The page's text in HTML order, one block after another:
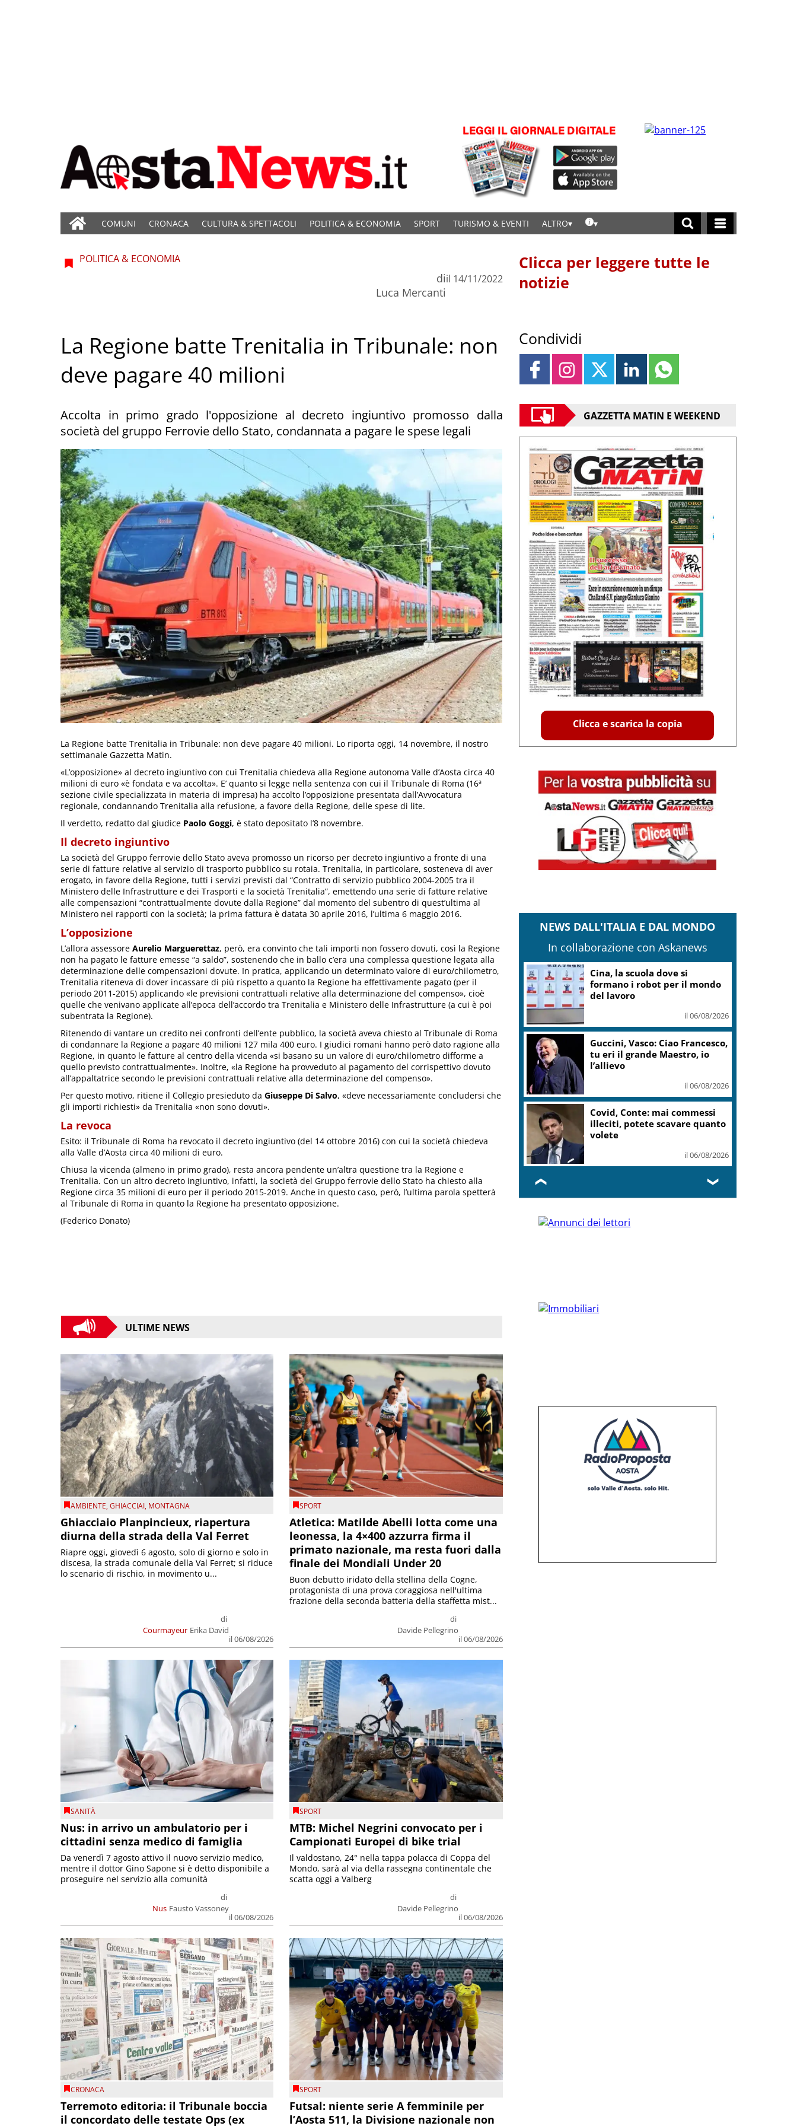
COMUNI CRONACA CULTURA & SPETTACOLI POLITICA & ECONOMIA SPORT TURISMO & EVENTI ALTRO
POLITICA & ECONOMIA
di
Luca Mercanti
il 14/11/2022
La Regione batte Trenitalia in Tribunale: non
deve pagare 40 milioni
Accolta in primo grado l'opposizione al decreto ingiuntivo promosso dalla
società del gruppo Ferrovie dello Stato, condannata a pagare le spese legali
La Regione batte Trenitalia in Tribunale: non deve pagare 40 milioni. Lo riporta oggi, 14 novembre, il nostro
settimanale Gazzetta Matin.
«L’opposizione» al decreto ingiuntivo con cui Trenitalia chiedeva alla Regione autonoma Valle d’Aosta circa 40
milioni di euro «è fondata e va accolta». E’ quanto si legge nella sentenza con cui il Tribunale di Roma (16ª
sezione civile specializzata in materia di impresa) ha accolto l’opposizione presentata dall’Avvocatura
regionale, condannando Trenitalia alla refusione, a favore della Regione, delle spese di lite.
Il verdetto, redatto dal giudice Paolo Goggi, è stato depositato l’8 novembre.
Il decreto ingiuntivo
La società del Gruppo ferrovie dello Stato aveva promosso un ricorso per decreto ingiuntivo a fronte di una
serie di fatture relative al servizio di trasporto pubblico su rotaia. Trenitalia, in particolare, sosteneva di aver
erogato, in favore della Regione, tutti i servizi previsti dal “Contratto di servizio pubblico 2004-2005 tra il
Ministero delle Infrastrutture e dei Trasporti e la società Trenitalia”, emettendo una serie di fatture relative
alle compensazioni “contrattualmente dovute dalla Regione” dal momento del subentro di quest’ultima al
Ministero nei rapporti con la società; la prima fattura è datata 30 aprile 2016, l’ultima 6 maggio 2016.
L’opposizione
L’allora assessore Aurelio Marguerettaz, però, era convinto che tali importi non fossero dovuti, così la Regione
non ha pagato le fatture emesse “a saldo”, sostenendo che in ballo c’era una complessa questione legata alla
determinazione delle compensazioni dovute. In pratica, applicando un determinato valore di euro/chilometro,
Trenitalia riteneva di dover incassare di più rispetto a quanto la Regione ha effettivamente pagato (per il
periodo 2011-2015) applicando «le previsioni contrattuali relative alla determinazione del compenso», cioè
quelle che venivano applicate all’epoca dell’accordo tra Trenitalia e Ministero delle Infrastrutture (a cui è poi
subentrata la Regione).
Ritenendo di vantare un credito nei confronti dell’ente pubblico, la società aveva chiesto al Tribunale di Roma
di condannare la Regione a pagare 40 milioni 127 mila 400 euro. I giudici romani hanno però dato ragione alla
Regione, in quanto le fatture al centro della vicenda «si basano su un valore di euro/chilometro difforme a
quello previsto contrattualmente». Inoltre, «la Regione ha provveduto al pagamento del corrispettivo dovuto
all’appaltatrice secondo le previsioni contrattuali relative alla determinazione del compenso».
Per questo motivo, ritiene il Collegio presieduto da Giuseppe Di Salvo, «deve necessariamente concludersi che
gli importi richiesti» da Trenitalia «non sono dovuti».
La revoca
Esito: il Tribunale di Roma ha revocato il decreto ingiuntivo (del 14 ottobre 2016) con cui la società chiedeva
alla Valle d’Aosta circa 40 milioni di euro.
Chiusa la vicenda (almeno in primo grado), resta ancora pendente un’altra questione tra la Regione e
Trenitalia. Con un altro decreto ingiuntivo, infatti, la società del Gruppo ferrovie dello Stato ha chiesto alla
Regione circa 35 milioni di euro per il periodo 2015-2019. Anche in questo caso, però, l’ultima parola spetterà
al Tribunale di Roma in quanto la Regione ha presentato opposizione.
(Federico Donato)
ULTIME NEWS
AMBIENTE,GHIACCIAI, MONTAGNA
Ghiacciaio Planpincieux, riapertura
diurna della strada della Val Ferret
Courmayeur
di
Erika David
il 06/08/2026
Riapre oggi, giovedì 6 agosto, solo di giorno e solo in
discesa, la strada comunale della Val Ferret; si riduce
lo scenario di rischio, in movimento u...
SPORT
Atletica: Matilde Abelli lotta come una
leonessa, la 4×400 azzurra firma il
primato nazionale, ma resta fuori dalla
finale dei Mondiali Under 20
di
Davide Pellegrino
il 06/08/2026
Buon debutto iridato della stellina della Cogne,
protagonista di una prova coraggiosa nell'ultima
frazione della seconda batteria della staffetta mist...
SANITÀ
Nus: in arrivo un ambulatorio per i
cittadini senza medico di famiglia
Nus
di
Fausto Vassoney
il 06/08/2026
Da venerdì 7 agosto attivo il nuovo servizio medico,
mentre il dottor Gino Sapone si è detto disponibile a
proseguire nel servizio alla comunità
SPORT
MTB: Michel Negrini convocato per i
Campionati Europei di bike trial
di
Davide Pellegrino
il 06/08/2026
Il valdostano, 24° nella tappa polacca di Coppa del
Mondo, sarà al via della rassegna continentale che
scatta oggi a Valberg
CRONACA
Terremoto editoria: il Tribunale boccia
il concordato delle testate Ops (ex
SPORT
Futsal: niente serie A femminile per
l’Aosta 511, la Divisione nazionale non
Clicca per leggere tutte le
notizie
Condividi
GAZZETTA MATIN E WEEKEND
Clicca e scarica la copia
NEWS DALL'ITALIA E DAL MONDO
In collaborazione con Askanews
Cina, la scuola dove si
formano i robot per il mondo
del lavoro
il 06/08/2026
Guccini, Vasco: Ciao Francesco,
tu eri il grande Maestro, io
l’allievo
il 06/08/2026
Covid, Conte: mai commessi
illeciti, potete scavare quanto
volete
il 06/08/2026
❮ ❯